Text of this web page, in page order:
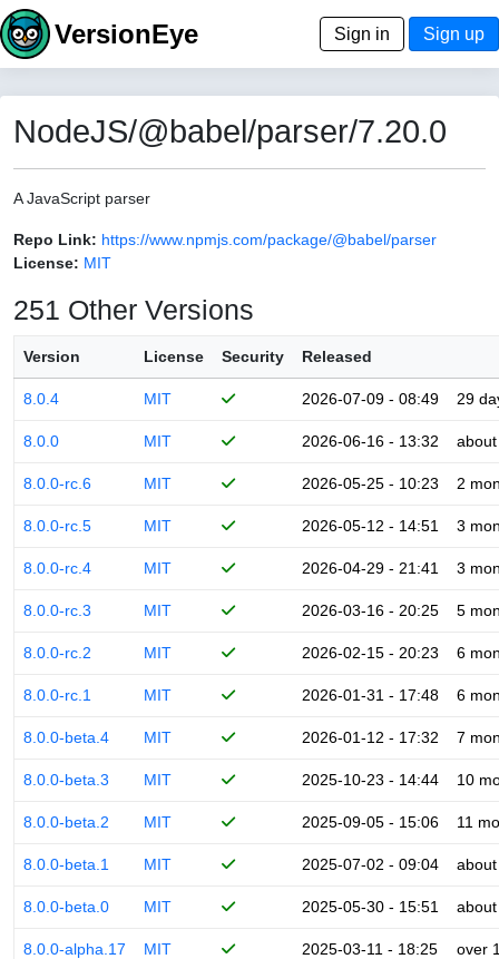
VersionEye Sign in Sign up
NodeJS/@babel/parser/7.20.0
A JavaScript parser
Repo Link: https://www.npmjs.com/package/@babel/parser
License: MIT
251 Other Versions
Version License Security Released
8.0.4 MIT 2026-07-09 - 08:49 29
8.0.0 MIT 2026-06-16 - 13:32
8.0.0-rc.6 MIT 2026-05-25 - 10:23 2
8.0.0-rc.5 MIT 2026-05-12 - 14:51 3
8.0.0-rc.4 MIT 2026-04-29 - 21:41 3
8.0.0-rc.3 MIT 2026-03-16 - 20:25 5
8.0.0-rc.2 MIT 2026-02-15 - 20:23 6
8.0.0-rc.1 MIT 2026-01-31 - 17:48 6
8.0.0-beta.4 MIT 2026-01-12 - 17:32 7
8.0.0-beta.3 MIT 2025-10-23 - 14:44 10
8.0.0-beta.2 MIT 2025-09-05 - 15:06 11
8.0.0-beta.1 MIT 2025-07-02 - 09:04
8.0.0-beta.0 MIT 2025-05-30 - 15:51
8.0.0-alpha.17 MIT 2025-03-11 - 18:25 over